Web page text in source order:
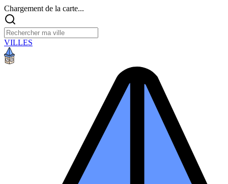
Chargement de la carte...
VILLES